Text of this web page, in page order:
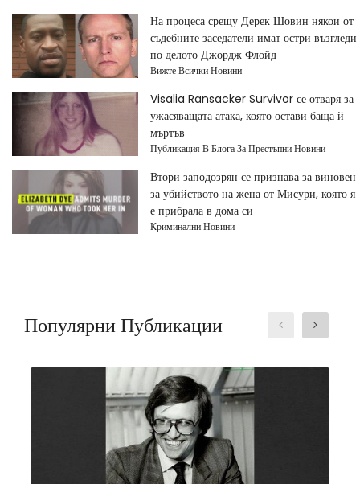
На процеса срещу Дерек Шовин някои от
съдебните заседатели имат остри възгледи
по делото Джордж Флойд
Вижте Всички Новини
Visalia Ransacker Survivor се отваря за
ужасяващата атака, която остави баща й
мъртъв
Публикация В Блога За Престъпни Новини
Втори заподозрян се признава за виновен
за убийството на жена от Мисури, която я
е прибрала в дома си
Криминални Новини
Популярни Публикации